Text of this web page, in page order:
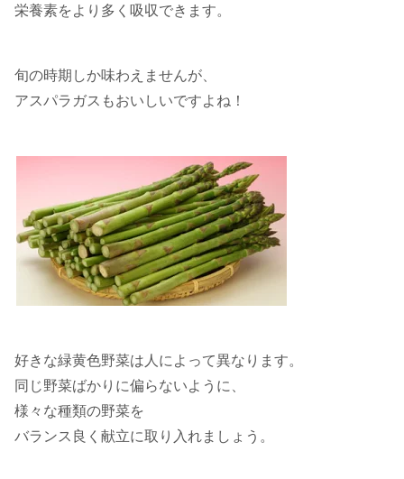
栄養素をより多く吸収できます。
旬の時期しか味わえませんが、
アスパラガスもおいしいですよね！
好きな緑黄色野菜は人によって異なります。
同じ野菜ばかりに偏らないように、
様々な種類の野菜を
バランス良く献立に取り入れましょう。